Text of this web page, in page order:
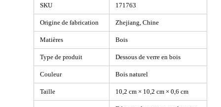
SKU 171763
Origine de fabrication Zhejiang, Chine
Matières Bois
Type de produit Dessous de verre en bois
Couleur Bois naturel
Taille 10,2 cm × 10,2 cm × 0,6 cm